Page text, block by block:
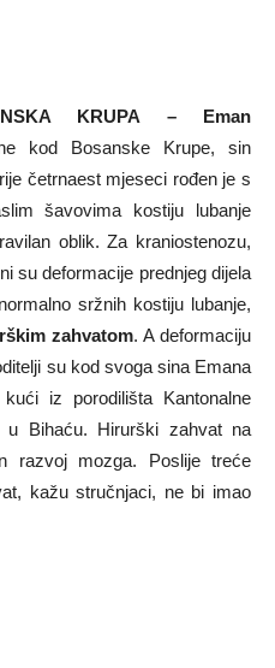
KRUPA – Eman
kod Bosanske Krupe, sin
četrnaest mjeseci rođen je s
šavovima kostiju lubanje
oblik. Za kraniostenozu,
su deformacije prednjeg dijela
sržnih kostiju lubanje,
zahvatom. A deformaciju
su kod svoga sina Emana
iz porodilišta Kantonalne
u Bihaću. Hirurški zahvat na
razvoj mozga. Poslije treće
kažu stručnjaci, ne bi imao